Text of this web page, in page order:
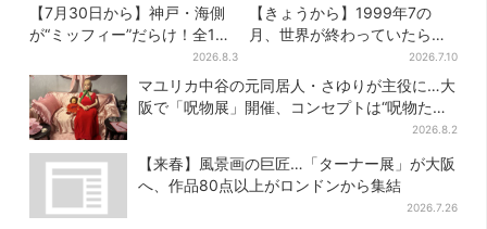
【7月30日から】神戸・海側
が“ミッフィー”だらけ！全16
施設でパン、スイーツ、ナイ
トマーケットも
2026.8.3
【きょうから】1999年7の
月、世界が終わっていたら…
約10万人動員のホラー展が大
阪へ
2026.7.10
マユリカ中谷の元同居人・さゆりが主役に…大
阪で「呪物展」開催、コンセプトは“呪物たち
2026.8.2
【来春】風景画の巨匠…「ターナー展」が大阪
へ、作品80点以上がロンドンから集結
2026.7.26